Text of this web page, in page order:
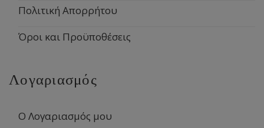
Πολιτική Απορρήτου
Όροι και Προϋποθέσεις
Λογαριασμός
Ο Λογαριασμός μου